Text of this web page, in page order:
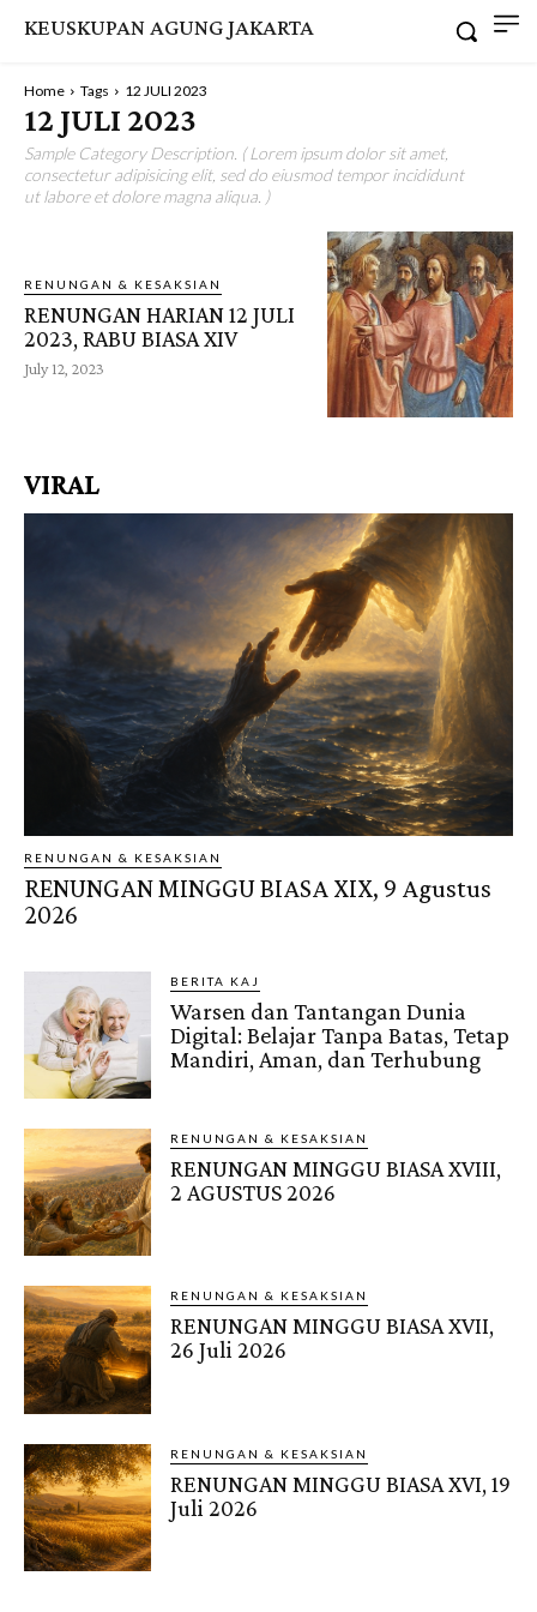
KEUSKUPAN AGUNG JAKARTA
Home Tags 12 JULI 2023
12 JULI 2023
Sample Category Description. ( Lorem ipsum dolor sit amet,
consectetur adipisicing elit, sed do eiusmod tempor incididunt
ut labore et dolore magna aliqua. )
RENUNGAN & KESAKSIAN
RENUNGAN HARIAN 12 JULI
2023, RABU BIASA XIV
July 12, 2023
VIRAL
RENUNGAN & KESAKSIAN
RENUNGAN MINGGU BIASA XIX, 9 Agustus
2026
BERITA KAJ
Warsen dan Tantangan Dunia
Digital: Belajar Tanpa Batas, Tetap
Mandiri, Aman, dan Terhubung
RENUNGAN & KESAKSIAN
RENUNGAN MINGGU BIASA XVIII,
2 AGUSTUS 2026
RENUNGAN & KESAKSIAN
RENUNGAN MINGGU BIASA XVII,
26 Juli 2026
RENUNGAN & KESAKSIAN
RENUNGAN MINGGU BIASA XVI, 19
Juli 2026